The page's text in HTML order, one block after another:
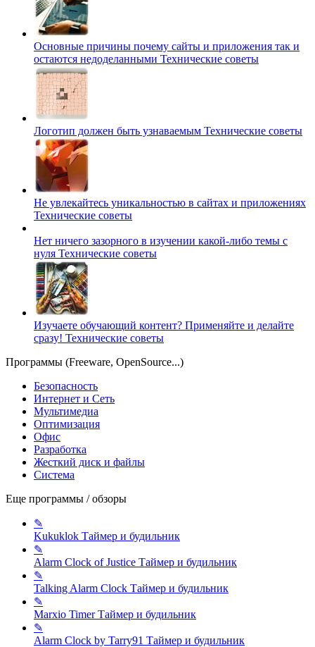
Основные причины почему сайты и приложения так и
остаются недоделанными Технические советы
Логотип должен быть узнаваемым Технические советы
Не увлекайтесь уникальностью в сайтах и приложениях
Технические советы
Нет ничего зазорного в изучении какой-либо темы с
нуля Технические советы
Изучаете обучающий контент? Применяйте и делайте
сразу! Технические советы
Программы (Freeware, OpenSource...)
Безопасность
Интернет и Сеть
Мультимедиа
Оптимизация
Офис
Разработка
Жесткий диск и файлы
Система
Еще программы / обзоры
✎
Kukuklok Таймер и будильник
✎
Alarm Clock of Justice Таймер и будильник
✎
Talking Alarm Clock Таймер и будильник
✎
Marxio TimerТаймер и будильник
✎
Alarm Clock by Tarry91 Таймер и будильник